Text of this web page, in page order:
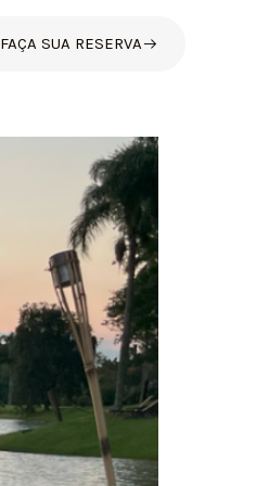
FAÇA SUA RESERVA